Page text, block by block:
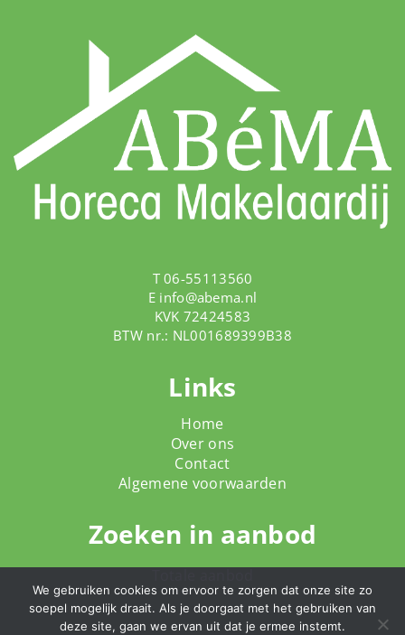
T 06-55113560
E info@abema.nl
KVK 72424583
BTW nr.: NL001689399B38
Links
Home
Over ons
Contact
Algemene voorwaarden
Zoeken in aanbod
We gebruiken cookies om ervoor te zorgen dat onze site zo
soepel mogelijk draait. Als je doorgaat met het gebruiken van
deze site, gaan we ervan uit dat je ermee instemt.